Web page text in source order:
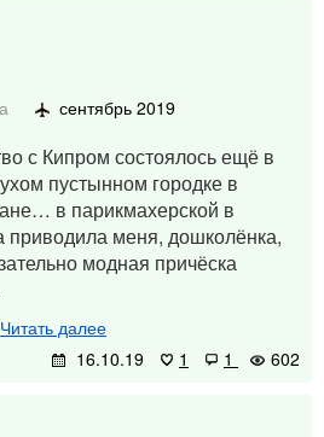
сентябрь 2019
с Кипром состоялось ещё в
пустынном городке в
в парикмахерской в
меня, дошколёнка,
модная причёска
Читать далее
16.10.19
1 1 602